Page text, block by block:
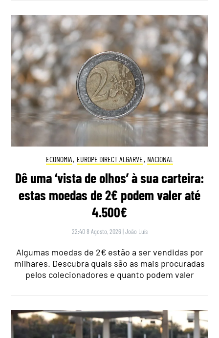
ECONOMIA, EUROPE DIRECT ALGARVE, NACIONAL
Dê uma ‘vista de olhos’ à sua carteira:
estas moedas de 2€ podem valer até
4.500€
22:40 8 Agosto, 2026 |João Luís
Algumas moedas de 2€ estão a ser vendidas por
milhares. Descubra quais são as mais procuradas
pelos colecionadores e quanto podem valer